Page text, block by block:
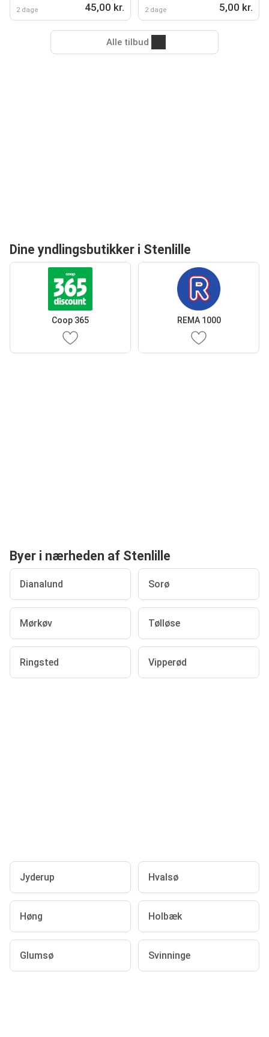
2 dage 45,00 kr. 2 dage 5,00 kr.
Alle tilbud
Dine yndlingsbutikker i Stenlille
Coop 365 REMA 1000
Byer i nærheden af Stenlille
Dianalund Sorø
Mørkøv Tølløse
Ringsted Vipperød
Jyderup Hvalsø
Høng Holbæk
Glumsø Svinninge